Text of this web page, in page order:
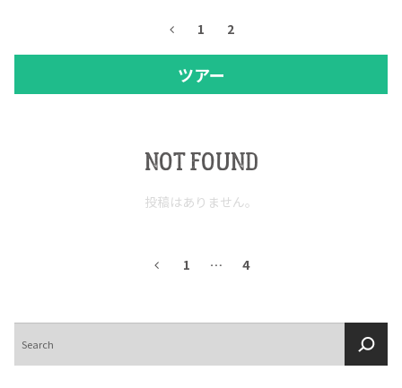
1 2
ツアー
NOT FOUND
投稿はありません。
1 … 4
索